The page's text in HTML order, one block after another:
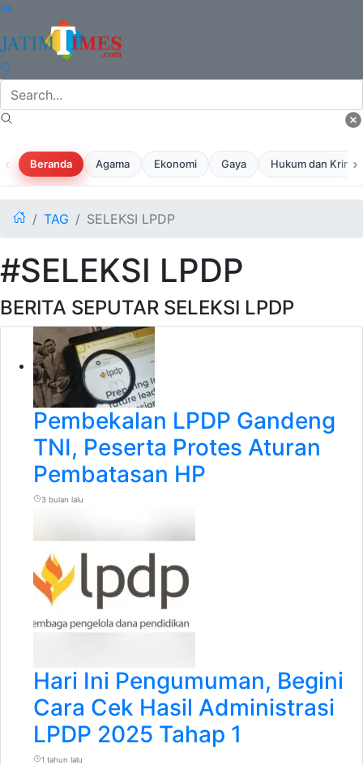
‹ Beranda Agama Ekonomi Gaya Hukum dan ›
TAG SELEKSI LPDP
#SELEKSI LPDP
BERITA SEPUTAR SELEKSI LPDP
Pembekalan LPDP Gandeng
TNI, Peserta Protes Aturan
Pembatasan HP
3 bulan lalu
Hari Ini Pengumuman, Begini
Cara Cek Hasil Administrasi
LPDP 2025 Tahap 1
1 tahun lalu